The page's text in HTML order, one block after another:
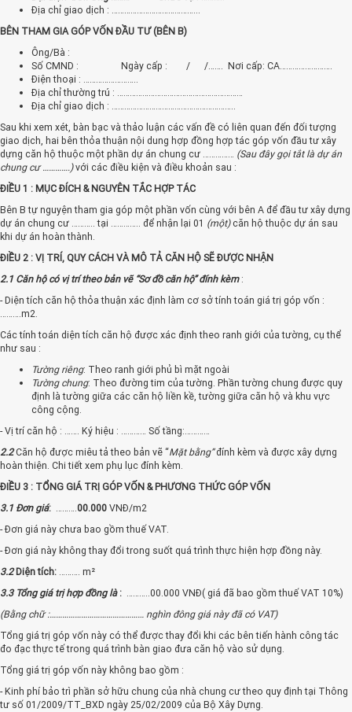
Địa chỉ giao dịch : …………………………………...
BÊN THAM GIA GÓP VỐN ĐẦU TƯ (BÊN B)
Ông/Bà :
Số CMND : Ngày cấp : / /……. Nơi cấp: CA…………………….
Điện thoại : ……………………..
Địa chỉ thường trú : ……………………………………………………
Địa chỉ giao dịch : …………………………………………………..
Sau khi xem xét, bàn bạc và thảo luận các vấn đề có liên quan đến đối tượng
giao dịch, hai bên thỏa thuận nội dung hợp đồng hợp tác góp vốn đầu tư xây
dựng căn hộ thuộc một phần dự án chung cư …………… (Sau đây gọi tắt là dự án
chung cư ………….)với các điều kiện và điều khoản sau :
ĐIỀU 1 : MỤC ĐÍCH & NGUYÊN TẮC HỢP TÁC
Bên B tự nguyện tham gia góp một phần vốn cùng với bên A để đầu tư xây dựng
dự án chung cư ……….. tại ………….. để nhận lại 01 (một)căn hộ thuộc dự án sau
khi dự án hoàn thành.
ĐIỀU 2 : VỊ TRÍ, QUY CÁCH VÀ MÔ TẢ CĂN HỘ SẼ ĐƯỢC NHẬN
2.1 Căn hộ có vị trí theo bản vẽ “Sơ đồ căn hộ” đính kèm:
- Diện tích căn hộ thỏa thuận xác định làm cơ sở tính toán giá trị góp vốn :
……….m2.
Các tính toán diện tích căn hộ được xác định theo ranh giới của tường, cụ thể
như sau :
Tường riêng: Theo ranh giới phủ bì mặt ngoài
Tường chung: Theo đường tim của tường. Phần tường chung được quy
định là tường giữa các căn hộ liền kề, tường giữa căn hộ và khu vực
công cộng.
- Vị trí căn hộ : ……. Ký hiệu : ………… Số tầng:…………
2.2Căn hộ được miêu tả theo bản vẽ “Mặt bằng”đính kèm và được xây dựng
hoàn thiện. Chi tiết xem phụ lục đính kèm.
ĐIỀU 3 : TỔNG GIÁ TRỊ GÓP VỐN & PHƯƠNG THỨC GÓP VỐN
3.1 Đơn giá: ……….00.000 VNĐ/m2
- Đơn giá này chưa bao gồm thuế VAT.
- Đơn giá này không thay đổi trong suốt quá trình thực hiện hợp đồng này.
3.2Diện tích: ………. m²
3.3 Tổng giá trị hợp đồng là : ………..00.000 VNĐ( giá đã bao gồm thuế VAT 10%)
(Bằng chữ :……………………………………… nghìn đông giá này đã có VAT)
Tổng giá trị góp vốn này có thể được thay đổi khi các bên tiến hành công tác
đo đạc thực tế trong quá trình bàn giao đưa căn hộ vào sử dụng.
Tổng giá trị góp vốn này không bao gồm :
- Kinh phí bảo trì phần sở hữu chung của nhà chung cư theo quy định tại Thông
tư số 01/2009/TT_BXD ngày 25/02/2009 của Bộ Xây Dựng.